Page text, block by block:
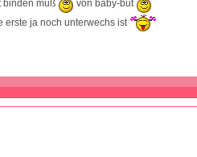
binden muß
von baby-but
erste ja noch unterwechs ist